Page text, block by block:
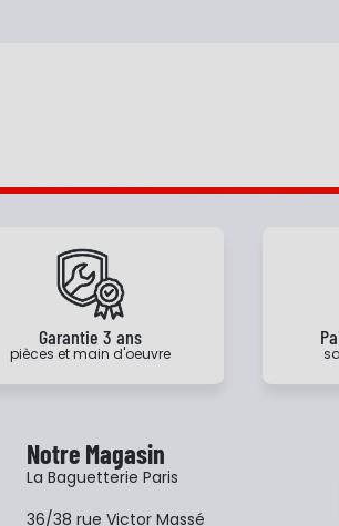
Garantie 3 ans
pièces et main d'oeuvre
Notre Magasin
La Baguetterie Paris
36/38 rue Victor Massé